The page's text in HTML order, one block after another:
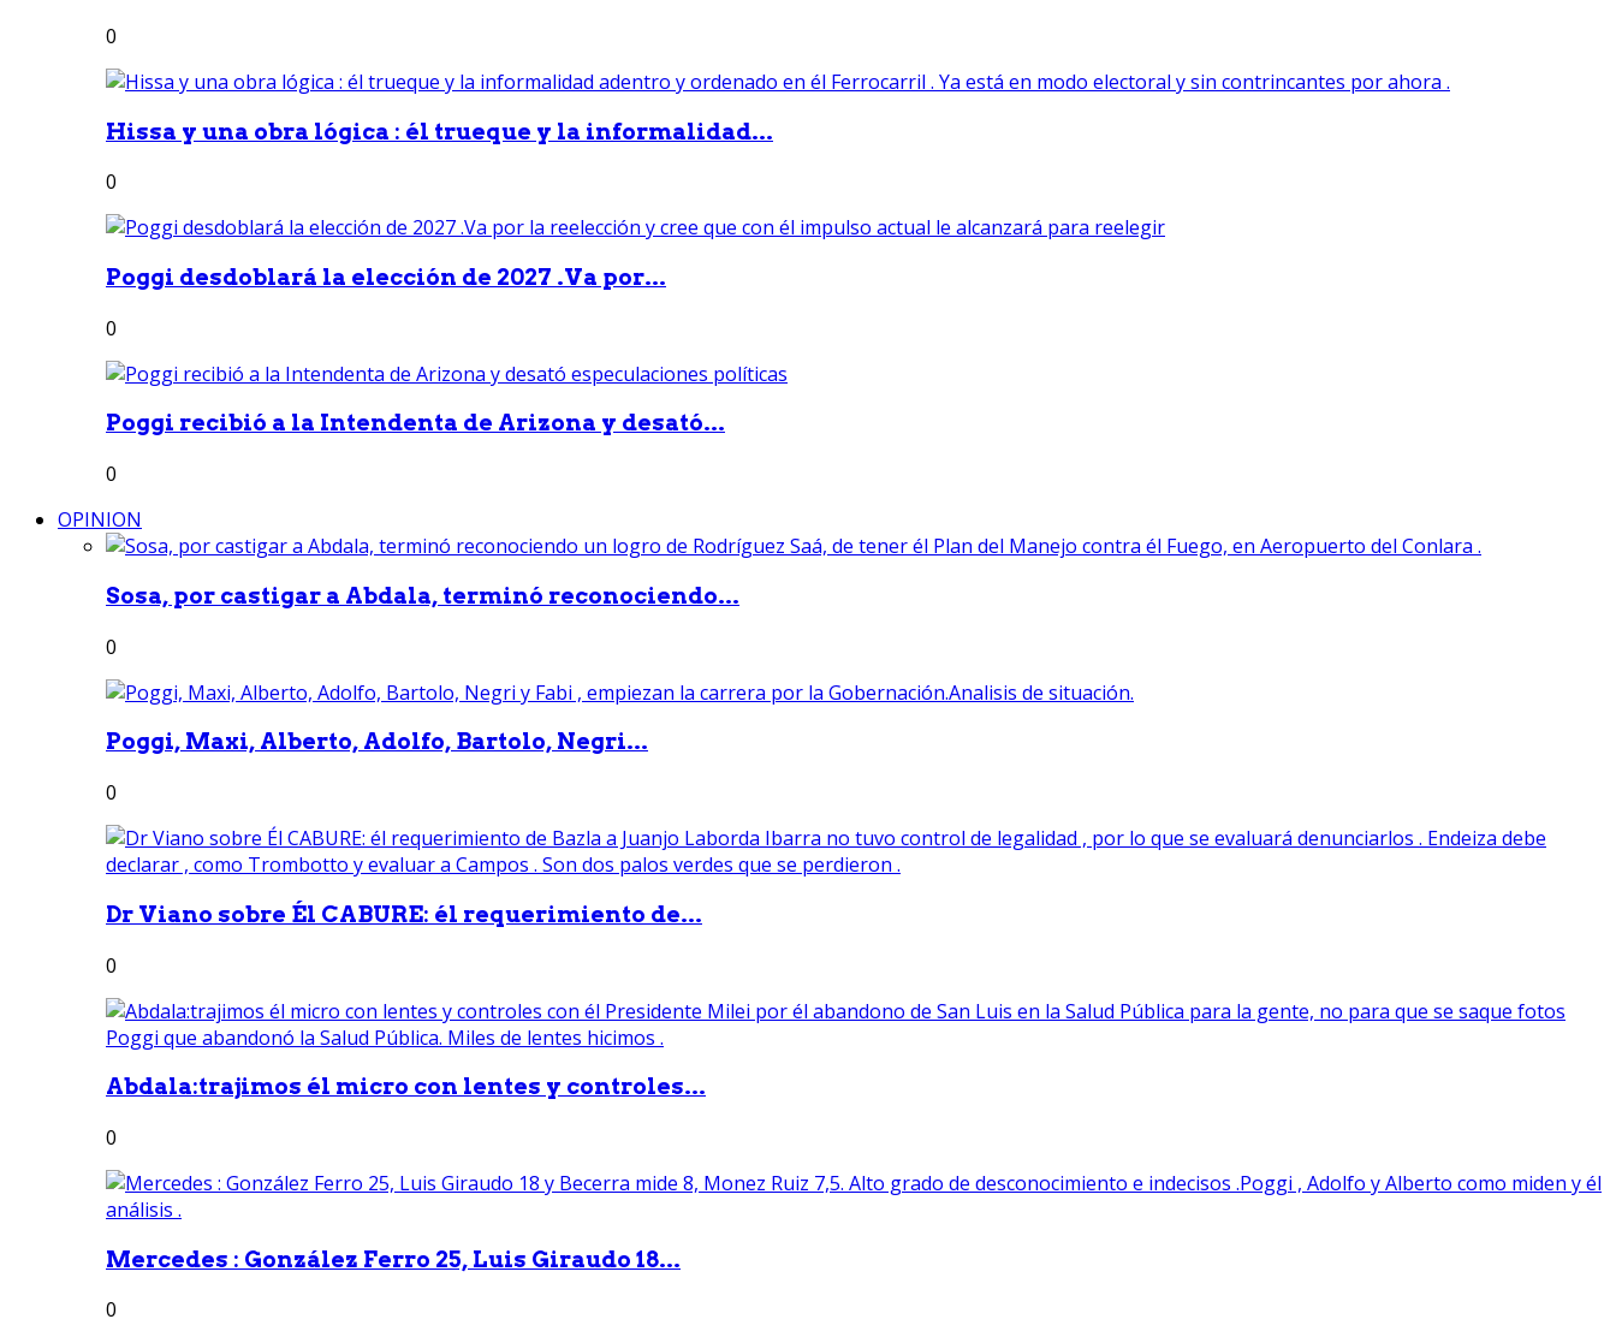
0
Hissa y una obra lógica : él trueque y la informalidad...
0
Poggi desdoblará la elección de 2027 .Va por...
0
Poggi recibió a la Intendenta de Arizona y desató...
0
OPINION
Sosa, por castigar a Abdala, terminó reconociendo...
0
Poggi, Maxi, Alberto, Adolfo, Bartolo, Negri...
0
Dr Viano sobre Él CABURE: él requerimiento de...
0
Abdala:trajimos él micro con lentes y controles...
0
Mercedes : González Ferro 25, Luis Giraudo 18...
0